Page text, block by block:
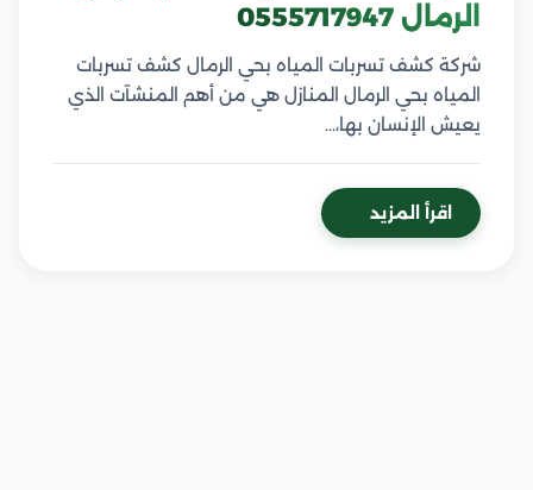
الرمال 0555717947
شركة كشف تسربات المياه بحي الرمال كشف تسربات
المياه بحي الرمال المنازل هي من أهم المنشآت الذي
يعيش الإنسان بها،…
اقرأ المزيد